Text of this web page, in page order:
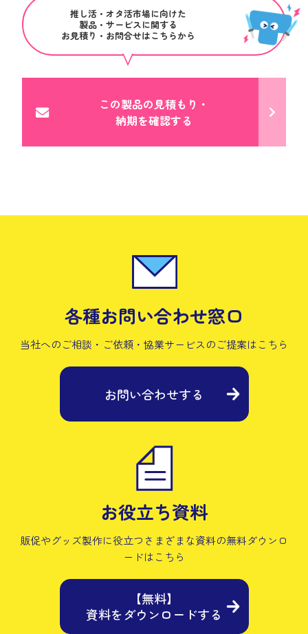
推し活・オタ活市場に向けた
製品・サービスに関する
お見積り・お問合せはこちらから
この製品の見積もり・
納期を確認する
各種お問い合わせ窓口
当社へのご相談・ご依頼・協業サービスのご提案はこちら
お問い合わせする
お役立ち資料
販促やグッズ製作に役立つさまざまな資料の無料ダウンロ
ードはこちら
【無料】
資料をダウンロードする